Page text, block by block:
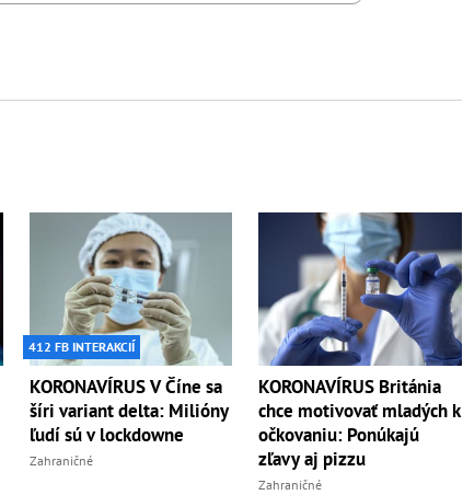
412 FB INTERAKCIÍ
KORONAVÍRUS V Číne sa
šíri variant delta: Milióny
ľudí sú v lockdowne
Zahraničné
KORONAVÍRUS Británia
chce motivovať mladých k
očkovaniu: Ponúkajú
zľavy aj pizzu
Zahraničné